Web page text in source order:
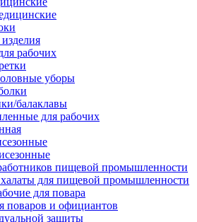
рабочих
уборы
балаклавы
для рабочих
пищевой промышленности
для пищевой промышленности
для повара
поваров и официантов
защиты